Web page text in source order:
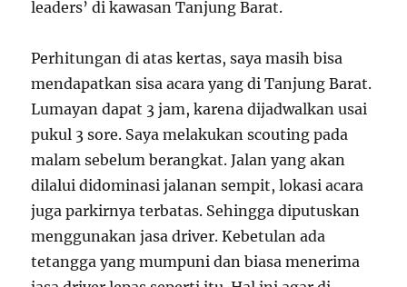
leaders’ di kawasan Tanjung Barat.
Perhitungan di atas kertas, saya masih bisa
mendapatkan sisa acara yang di Tanjung Barat.
Lumayan dapat 3 jam, karena dijadwalkan usai
pukul 3 sore. Saya melakukan scouting pada
malam sebelum berangkat. Jalan yang akan
dilalui didominasi jalanan sempit, lokasi acara
juga parkirnya terbatas. Sehingga diputuskan
menggunakan jasa driver. Kebetulan ada
tetangga yang mumpuni dan biasa menerima